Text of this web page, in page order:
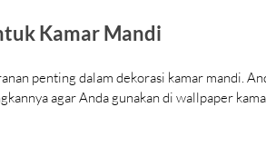
Kamar Mandi
penting dalam dekorasi kamar mandi.
agar Anda gunakan di wallpaper